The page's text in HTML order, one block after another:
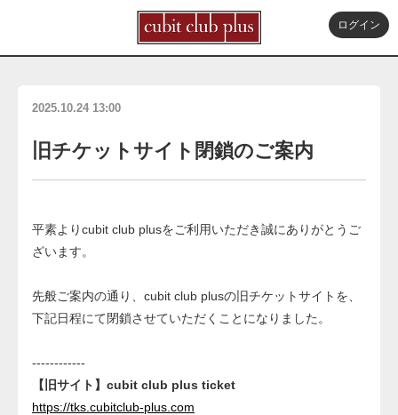
ログイン
2025.10.24 13:00
旧チケットサイト閉鎖のご案内
平素よりcubit club plusをご利用いただき誠にありがとうご
ざいます。
先般ご案内の通り、cubit club plusの旧チケットサイトを、
下記日程にて閉鎖させていただくことになりました。
------------
【旧サイト】cubit club plus ticket
https://tks.cubitclub-plus.com